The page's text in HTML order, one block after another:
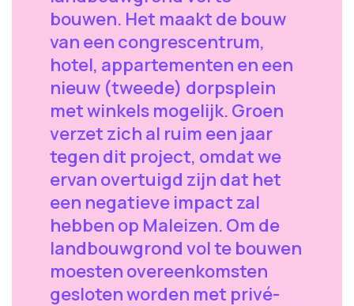
bouwen. Het maakt de bouw
van een congrescentrum,
hotel, appartementen en een
nieuw (tweede) dorpsplein
met winkels mogelijk. Groen
verzet zich al ruim een jaar
tegen dit project, omdat we
ervan overtuigd zijn dat het
een negatieve impact zal
hebben op Maleizen. Om de
landbouwgrond vol te bouwen
moesten overeenkomsten
gesloten worden met privé-